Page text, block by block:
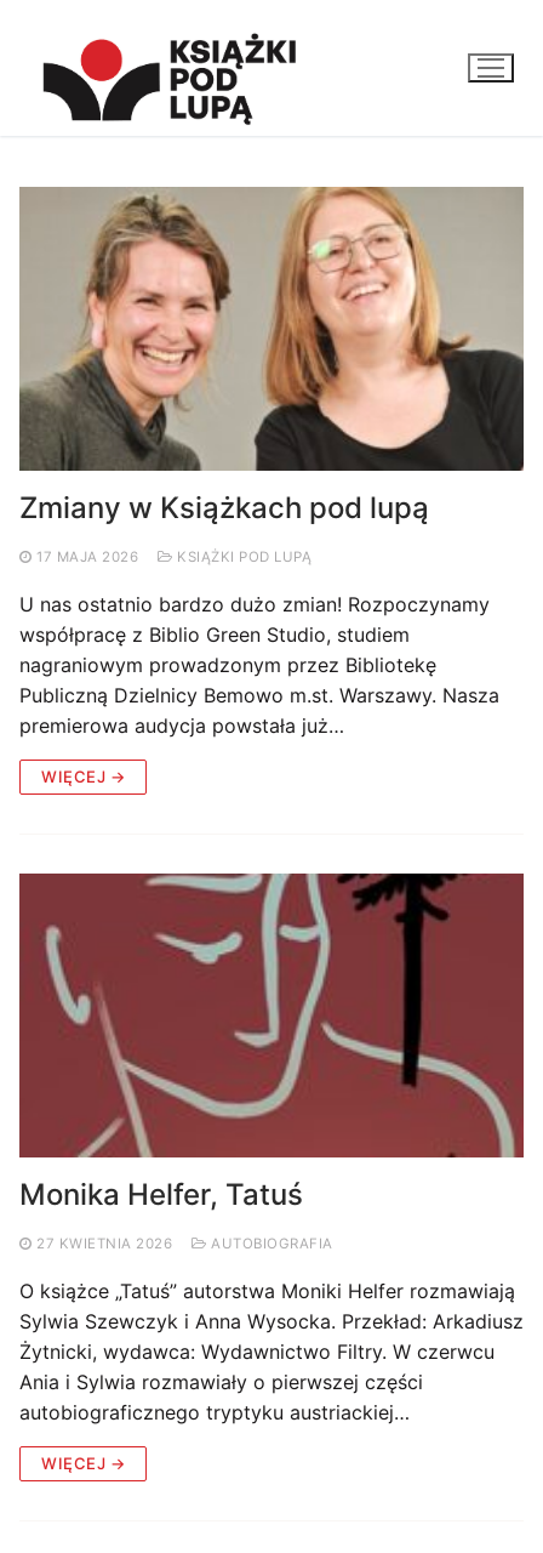
Zmiany w Książkach pod lupą
17 MAJA 2026 KSIĄŻKI POD LUPĄ
U nas ostatnio bardzo dużo zmian! Rozpoczynamy
współpracę z Biblio Green Studio, studiem
nagraniowym prowadzonym przez Bibliotekę
Publiczną Dzielnicy Bemowo m.st. Warszawy. Nasza
premierowa audycja powstała już…
WIĘCEJ →
Monika Helfer, Tatuś
27 KWIETNIA 2026 AUTOBIOGRAFIA
O książce „Tatuś” autorstwa Moniki Helfer rozmawiają
Sylwia Szewczyk i Anna Wysocka. Przekład: Arkadiusz
Żytnicki, wydawca: Wydawnictwo Filtry. W czerwcu
Ania i Sylwia rozmawiały o pierwszej części
autobiograficznego tryptyku austriackiej…
WIĘCEJ →